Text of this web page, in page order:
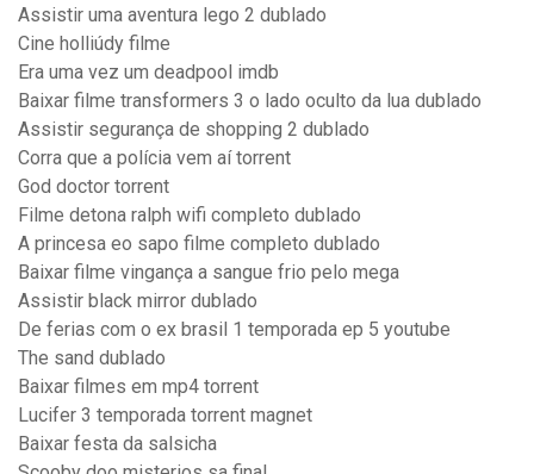
Assistir uma aventura lego 2 dublado
Cine holliúdy filme
Era uma vez um deadpool imdb
Baixar filme transformers 3 o lado oculto da lua dublado
Assistir segurança de shopping 2 dublado
Corra que a polícia vem aí torrent
God doctor torrent
Filme detona ralph wifi completo dublado
A princesa eo sapo filme completo dublado
Baixar filme vingança a sangue frio pelo mega
Assistir black mirror dublado
De ferias com o ex brasil 1 temporada ep 5 youtube
The sand dublado
Baixar filmes em mp4 torrent
Lucifer 3 temporada torrent magnet
Baixar festa da salsicha